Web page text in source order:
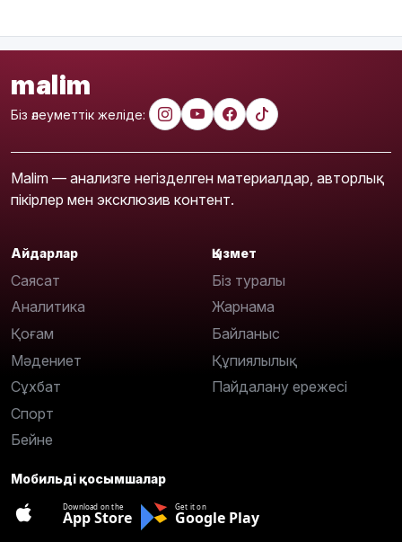
malim
Біз әлеуметтік желіде:
Malim — анализге негізделген материалдар, авторлық
пікірлер мен эксклюзив контент.
Айдарлар
Саясат
Аналитика
Қоғам
Мәдениет
Сұхбат
Спорт
Бейне
Қызмет
Біз туралы
Жарнама
Байланыс
Құпиялылық
Пайдалану ережесі
Мобильді қосымшалар
Download on the
App Store
Get it on
Google Play